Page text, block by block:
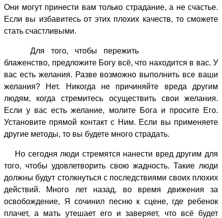
Они могут принести вам только страдание, а не счастье.
Если вы избавитесь от этих плохих качеств, то сможете
стать счастливыми.
Для того, чтобы пережить
блаженство, предложите Богу всё, что находится в вас. У
вас есть желания. Разве возможно выполнить все ваши
желания? Нет. Никогда не причиняйте вреда другим
людям, когда стремитесь осуществить свои желания.
Если у вас есть желание, молите Бога и просите Его.
Установите прямой контакт с Ним. Если вы применяете
другие методы, то вы будете много страдать.
Но сегодня люди стремятся нанести вред другим для
того, чтобы удовлетворить свою жадность. Такие люди
должны будут столкнуться с последствиями своих плохих
действий. Много лет назад, во время движения за
освобождение, Я сочинил песню к сцене, где ребенок
плачет, а мать утешает его и заверяет, что всё будет